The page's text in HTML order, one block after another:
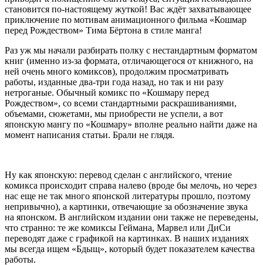
становится по-настоящему жуткой! Вас ждёт захватывающее
приключение по мотивам анимационного фильма «Кошмар
перед Рождеством» Тима Бёртона в стиле манга!
Раз уж мы начали разбирать полку с нестандартным форматом
книг (именно из-за формата, отличающегося от книжного, на
ней очень много комиксов), продолжим просматривать
работы, изданные два-три года назад, но так и ни разу
нетроганые. Обычный комикс по «Кошмару перед
Рождеством», со всеми стандартными раскрашиваниями,
объемами, сюжетами, мы приобрести не успели, а вот
японскую мангу по «Кошмару» вполне реально найти даже на
момент написания статьи. Брали не глядя.
Ну как японскую: перевод сделан с английского, чтение
комикса происходит справа налево (вроде бы мелочь, но через
нас еще не так много японской литературы прошло, поэтому
непривычно), а картинки, отвечающие за обозначение звука
на японском. В английском издании они также не переведены,
что странно: те же комиксы Геймана, Марвел или ДиСи
переводят даже с графикой на картинках. В наших изданиях
мы всегда ищем «Бдыщ», который будет показателем качества
работы.